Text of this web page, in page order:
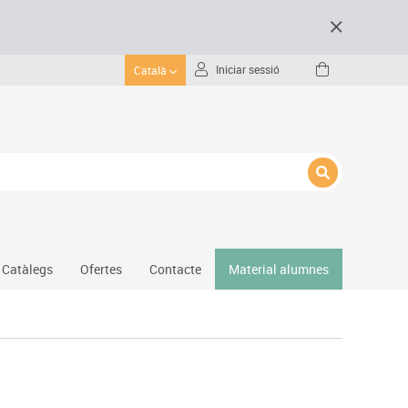
Català Iniciar sessió
Catàlegs Ofertes Contacte Material alumnes